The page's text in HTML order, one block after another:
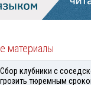
материалы
Сбор клубники с
грозить тюремным